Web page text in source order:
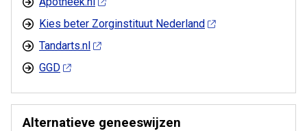
Kies beter Zorginstituut Nederland
Tandarts.nl
GGD
Alternatieve geneeswijzen